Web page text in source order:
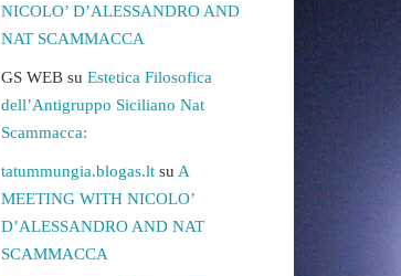
NICOLO’ D’ALESSANDRO AND
NAT SCAMMACCA
GS WEB su Estetica Filosofica
dell’Antigruppo Siciliano Nat
Scammacca:
tatummungia.blogas.lt su A
MEETING WITH NICOLO’
D’ALESSANDRO AND NAT
SCAMMACCA